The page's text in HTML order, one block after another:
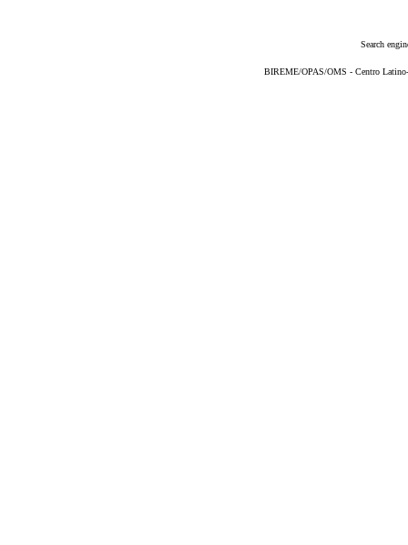
Search
BIREME/OPAS/OMS - Centro Latino-